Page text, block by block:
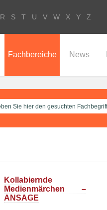
R S T U V W X Y Z
Fachbereiche News
Kollabiernde
Medienmärchen –
ANSAGE